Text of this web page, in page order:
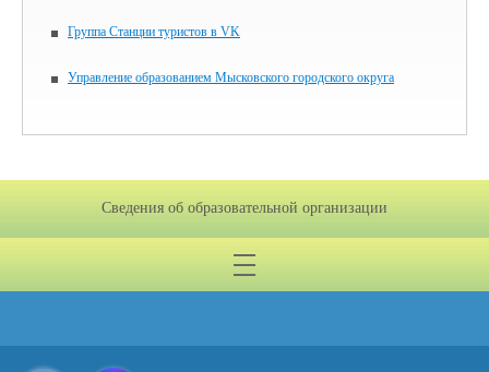
Группа Станции туристов в VK
Управление образованием Мысковского городского округа
Сведения об образовательной организации